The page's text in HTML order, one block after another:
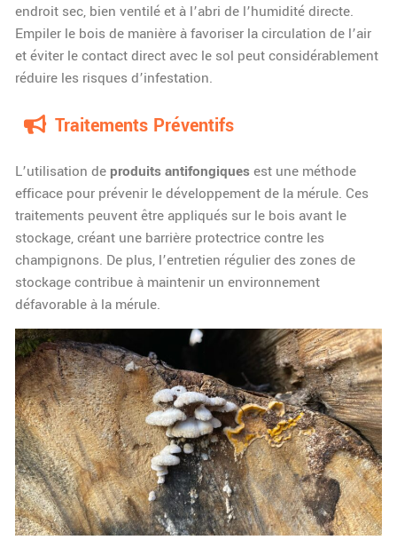
endroit sec, bien ventilé et à l’abri de l’humidité directe.
Empiler le bois de manière à favoriser la circulation de l’air
et éviter le contact direct avec le sol peut considérablement
réduire les risques d’infestation.
Traitements Préventifs
L’utilisation de produits antifongiquesest une méthode
efficace pour prévenir le développement de la mérule. Ces
traitements peuvent être appliqués sur le bois avant le
stockage, créant une barrière protectrice contre les
champignons. De plus, l’entretien régulier des zones de
stockage contribue à maintenir un environnement
défavorable à la mérule.